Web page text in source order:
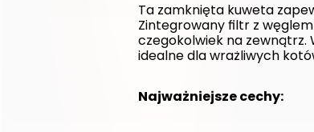
Ta zamknięta kuweta
Zintegrowany filtr z
czegokolwiek na zewnątrz.
idealne dla wrażliwych
Najważniejsze cechy: